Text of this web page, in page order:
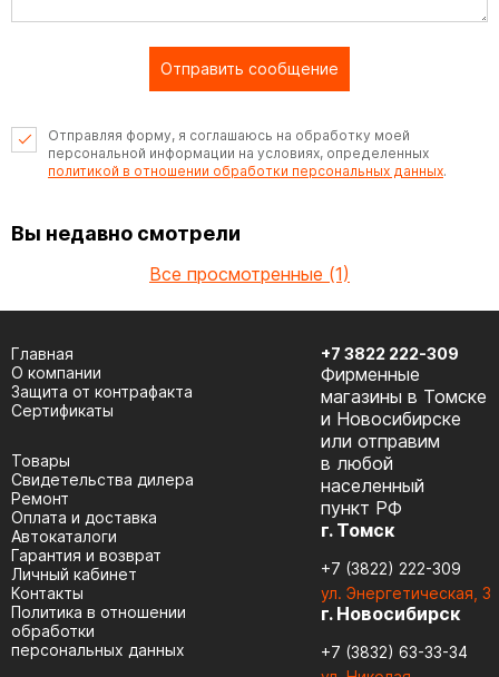
Отправить сообщение
Отправляя форму, я соглашаюсь на обработку моей
персональной информации на условиях, определенных
политикой в отношении обработки персональных данных.
Вы недавно смотрели
Все просмотренные (1)
Главная
О компании
Защита от контрафакта
Сертификаты
Товары
Cвидетельства дилера
Ремонт
Оплата и доставка
Автокаталоги
Гарантия и возврат
Личный кабинет
Контакты
Политика в отношении
обработки
персональных данных
+7 3822 222-309
Фирменные
магазины в Томске
и Новосибирске
или отправим
в любой
населенный
пункт РФ
г. Томск
+7 (3822) 222-309
ул. Энергетическая, 3
г. Новосибирск
+7 (3832) 63-33-34